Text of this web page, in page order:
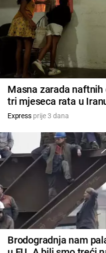
Masna zarada
tri mjeseca rata u
Expressprije 3 dana
Brodogradnja nam